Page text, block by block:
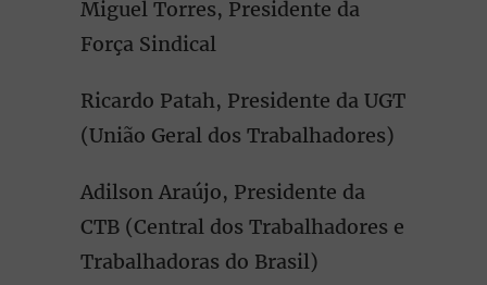
Miguel Torres, Presidente da
Força Sindical
Ricardo Patah, Presidente da UGT
(União Geral dos Trabalhadores)
Adilson Araújo, Presidente da
CTB (Central dos Trabalhadores e
Trabalhadoras do Brasil)